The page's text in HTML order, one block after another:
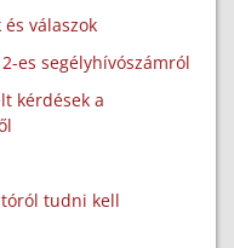
és válaszok
es segélyhívószámról
kérdések a
tudni kell